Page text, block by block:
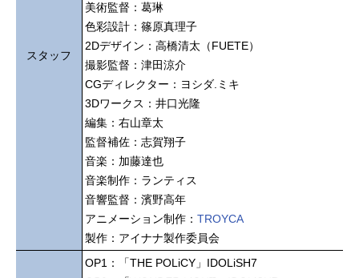
スタッフ
美術監督：葛琳
色彩設計：篠原真理子
2Dデザイン：高橋清太（FUETE）
撮影監督：津田涼介
CGディレクター：ヨシダ.ミキ
3Dワークス：井口光隆
編集：右山章太
監督補佐：志賀翔子
音楽：加藤達也
音楽制作：ランティス
音響監督：濱野高年
アニメーション制作： TROYCA
製作：アイナナ製作委員会
OP1：「THE POLiCY」IDOLiSH7